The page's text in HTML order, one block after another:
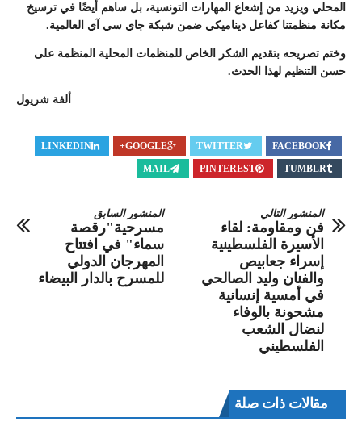
المحلي ويزيد من إشعاع المهارات التونسية، بل ساهم أيضًا في ترسيخ
مكانة منظمتنا كفاعل ديناميكي ضمن شبكة جاي سي آي العالمية.
وختم تصريحه بتقديم الشكر الخاص للمنظمات المحلية المنظمة على
حسن التنظيم لهذا الحدث.
ألفة شريول
FACEBOOK
TWITTER
GOOGLE+
LINKEDIN
TUMBLR
PINTEREST
MAIL
المنشور السابق
مسرحية"رقصة
سماء" في افتتاح
المهرجان الدولي
للمسرح بالدار البيضاء
المنشور التالي
فن ومقاومة: لقاء
الأسيرة الفلسطينية
إسراء جعابيص
والفنان وليد الصالحي
في أمسية إنسانية
مشحونة بالوفاء
لنضال الشعب
الفلسطيني
مقالات ذات صلة